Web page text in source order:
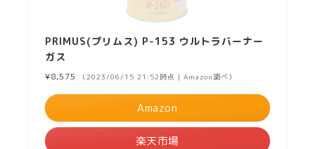
PRIMUS(プリムス) P-153 ウルトラバーナー
ガス
¥8,575 （2023/06/15 21:52時点 | Amazon調べ）
Amazon
楽天市場